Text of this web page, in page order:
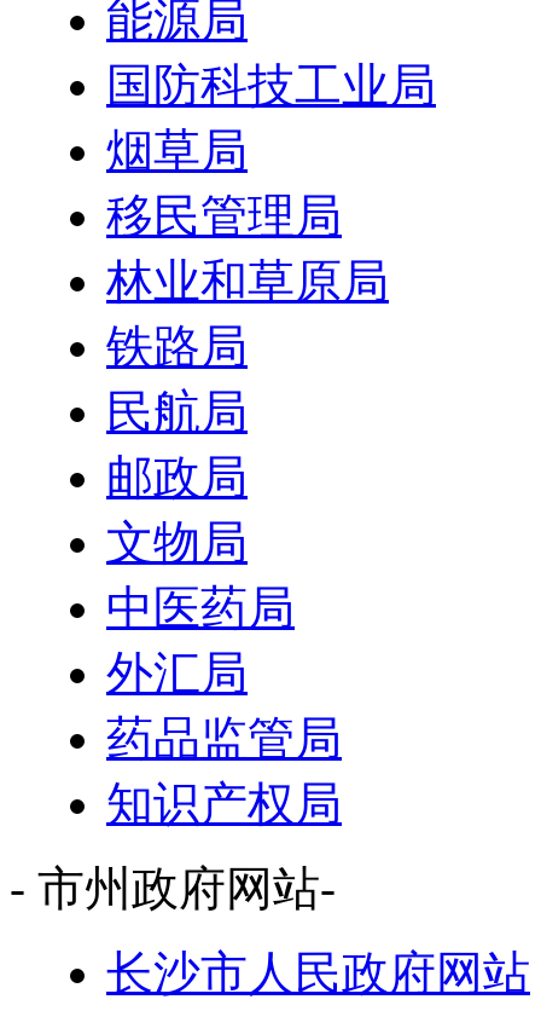
能源局
国防科技工业局
烟草局
移民管理局
林业和草原局
铁路局
民航局
邮政局
文物局
中医药局
外汇局
药品监管局
知识产权局
- 市州政府网站-
长沙市人民政府网站